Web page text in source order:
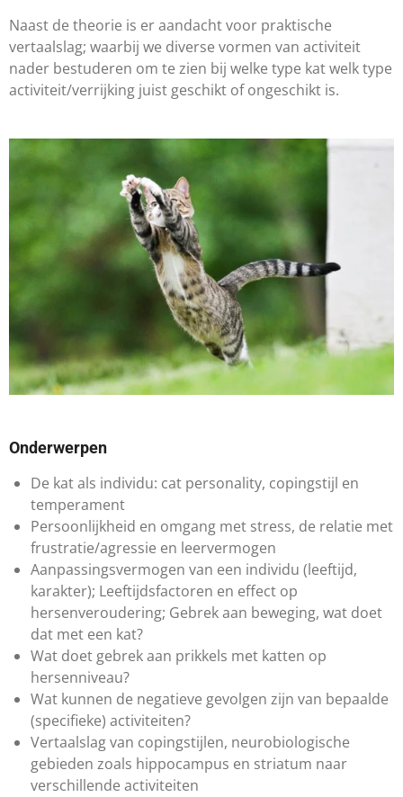
Naast de theorie is er aandacht voor praktische
vertaalslag; waarbij we diverse vormen van activiteit
nader bestuderen om te zien bij welke type kat welk type
activiteit/verrijking juist geschikt of ongeschikt is.
Onderwerpen
De kat als individu: cat personality, copingstijl en
temperament
Persoonlijkheid en omgang met stress, de relatie met
frustratie/agressie en leervermogen
Aanpassingsvermogen van een individu (leeftijd,
karakter); Leeftijdsfactoren en effect op
hersenveroudering; Gebrek aan beweging, wat doet
dat met een kat?
Wat doet gebrek aan prikkels met katten op
hersenniveau?
Wat kunnen de negatieve gevolgen zijn van bepaalde
(specifieke) activiteiten?
Vertaalslag van copingstijlen, neurobiologische
gebieden zoals hippocampus en striatum naar
verschillende activiteiten